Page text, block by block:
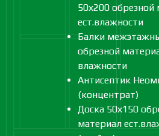
50х200 обрезной
ест.влажности
Балки
обрезной
влажности
Антисептик
(концентрат)
Доска 50х150
материал